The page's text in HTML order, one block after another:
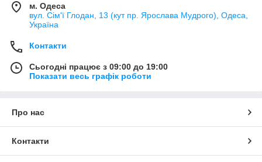
м. Одеса
вул. Сім'ї Глодан, 13 (кут пр. Ярослава Мудрого), Одеса,
Україна
Контакти
Сьогодні працює з 09:00 до 19:00
Показати весь графік роботи
Про нас
Контакти